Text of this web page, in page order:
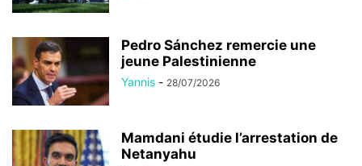
Pedro Sánchez remercie une
jeune Palestinienne
Yannis - 28/07/2026
Mamdani étudie l’arrestation de
Netanyahu